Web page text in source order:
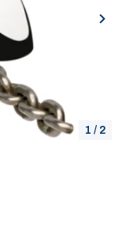
next
1 / 2